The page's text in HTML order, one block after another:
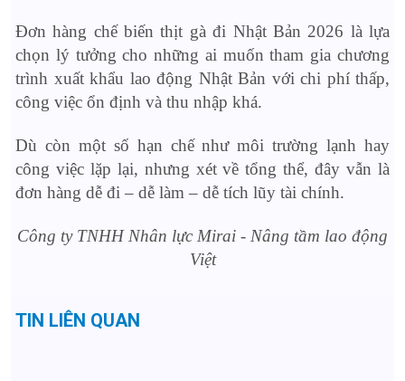
Đơn hàng chế biến thịt gà đi Nhật Bản 2026 là lựa
chọn lý tưởng cho những ai muốn tham gia chương
trình xuất khẩu lao động Nhật Bản với chi phí thấp,
công việc ổn định và thu nhập khá.
Dù còn một số hạn chế như môi trường lạnh hay
công việc lặp lại, nhưng xét về tổng thể, đây vẫn là
đơn hàng dễ đi – dễ làm – dễ tích lũy tài chính.
Công ty TNHH Nhân lực Mirai - Nâng tầm lao động
Việt
TIN LIÊN QUAN